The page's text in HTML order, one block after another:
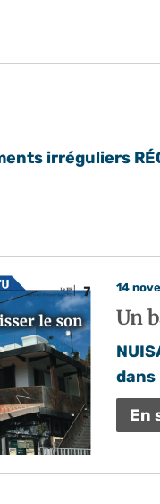
irréguliers
14
Un
dans
En